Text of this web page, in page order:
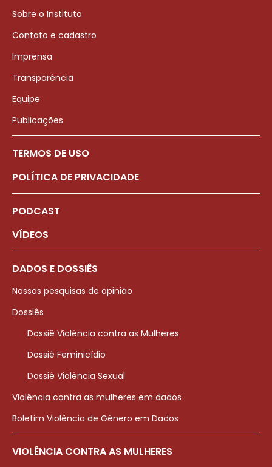
Sobre o Instituto
Contato e cadastro
Imprensa
Transparência
Equipe
Publicações
TERMOS DE USO
POLÍTICA DE PRIVACIDADE
PODCAST
VÍDEOS
DADOS E DOSSIÊS
Nossas pesquisas de opinião
Dossiês
Dossiê Violência contra as Mulheres
Dossiê Feminicídio
Dossiê Violência Sexual
Violência contra as mulheres em dados
Boletim Violência de Gênero em Dados
VIOLÊNCIA CONTRA AS MULHERES